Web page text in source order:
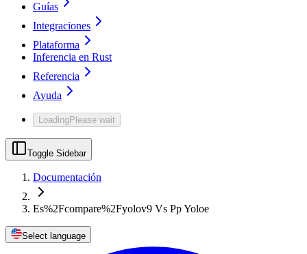
Guías
Integraciones
Plataforma
Inferencia en Rust
Referencia
Ayuda
LoadingPlease wait
Toggle Sidebar
Documentación
Es%2Fcompare%2Fyolov9 Vs Pp Yoloe
Select language